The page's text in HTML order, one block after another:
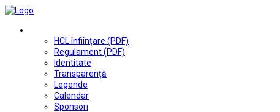
HCL înființare (PDF)
Regulament (PDF)
Identitate
Transparență
Legende
Calendar
Sponsori